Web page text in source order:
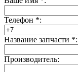
Телефон *:
Название запчасти *:
Производитель: